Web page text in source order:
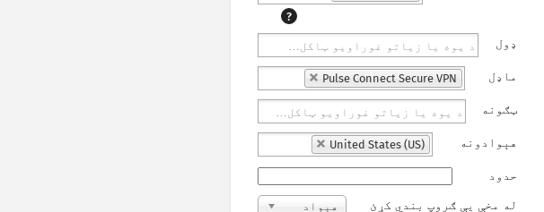
?
ډول
ماډل Pulse Connect Secure VPN
ټګونه
هېوادونه United States (US)
حدود
له مخې یې ګروپ بندي کړئ
هېواد